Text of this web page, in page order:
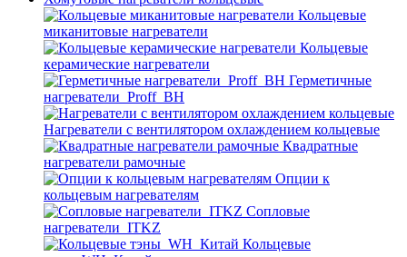
Кольцевые
миканитовые нагреватели
Кольцевые
керамические нагреватели
Герметичные
нагреватели_Proff_BH
Нагреватели с вентилятором охлаждением кольцевые
Квадратные
нагреватели рамочные
Опции к
кольцевым нагревателям
Cопловые
нагреватели_ITKZ
Кольцевые